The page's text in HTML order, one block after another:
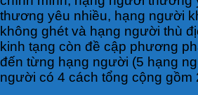
thương yêu nhiều, hạng người
không ghét và hạng người thù
kinh tạng còn đề cập phương
đến từng hạng người (5 hạng
người có 4 cách tổng cộng gồm